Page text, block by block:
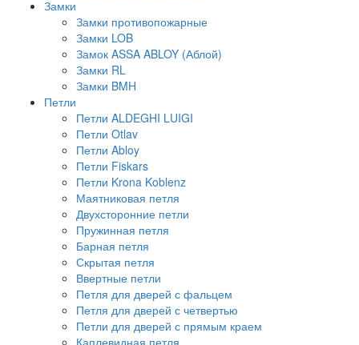
Замки
Замки противопожарные
Замки LOB
Замок ASSA ABLOY (Аблой)
Замки RL
Замки BMH
Петли
Петли ALDEGHI LUIGI
Петли Otlav
Петли Abloy
Петли Fiskars
Петли Krona Koblenz
Маятниковая петля
Двухсторонние петли
Пружинная петля
Барная петля
Скрытая петля
Ввертные петли
Петля для дверей с фальцем
Петля для дверей с четвертью
Петли для дверей с прямым краем
Каплевидная петля